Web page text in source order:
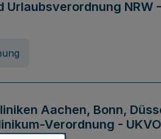
NRW
Aachen, Bonn,
Verordnung -